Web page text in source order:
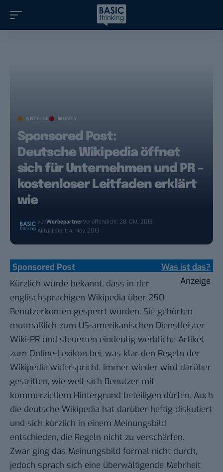
ANZEIGE MONEY
Sponsored Post:
Deutsche Wikipedia öffnet
sich für Unternehmen und PR –
kostenloser Leitfaden erklärt
wie
vonWerbepartnerVeröffentlicht: 28. Okt. 2013
Aktualisiert: 4. Nov. 2013
Sponsored Post
Was ist das?
Anzeige
Kürzlich wurde bekannt, dass in der
englischsprachigen Wikipedia über 250
Benutzerkonten gesperrt wurden. Sie gehörten
mutmaßlich zum US-amerikanischen Dienstleister
Wiki-PR und steuerten eindeutig werbliche Artikel
zum Online-Lexikon bei, was klar den Regeln der
Wikipedia widerspricht. Immer wieder wird darüber
gestritten, wie weit sich Benutzer mit
kommerziellem Hintergrund beteiligen dürfen. Auch
die deutsche Wikipedia hat darüber heftig diskutiert
und sich kürzlich in einem Meinungsbild
entschieden, die Regeln nicht zu verschärfen.
Zwar ging das Meinungsbild formal nicht durch,
jedoch sprach sich eine überwältigende Mehrheit